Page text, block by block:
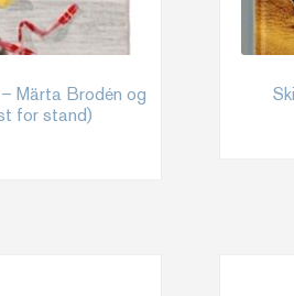
Märta Brodén og
for stand)